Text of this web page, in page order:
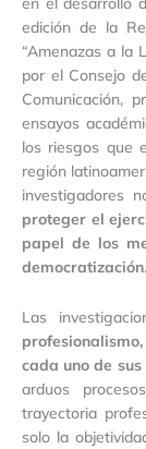
edición de la
“Amenazas a la
por el Consejo
Comunicación,
ensayos
los riesgos que
región
investigadores
proteger el
papel de los
democratización.
Las
cada uno de
arduos
trayectoria
solo la